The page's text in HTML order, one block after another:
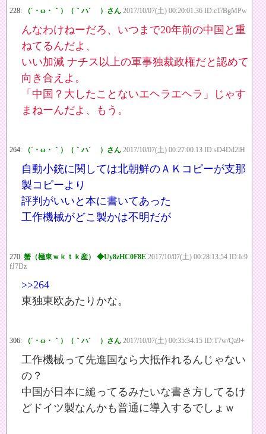
228: （´・ω・｀）（｀ハ´ ）さん 2017/10/07(土) 00:20:01.36 ID:cT/BgMPw
んなわけねーだろ、いつまで20年前の中国と重
ねてるんだよ、
いい加減 ナチス以上の軍事独裁政権だと認めて
向き合えよ。
「中国？大したことないエヘラエヘラ」じゃす
まねーんだよ、もう。
264: （´・ω・｀）（｀ハ´ ）さん 2017/10/07(土) 00:27:00.13 ID:sD4Dd2lH
自動小銃に関しては北朝鮮のＡＫコピーが支那
製コピーより
評判がいいと本に書いてあった
工作機械がどこ製かは不明だが
270: 蟹（極東ｗｋｔｋ産） ◆Uy8zHC0F8E 2017/10/07(土) 00:28:13.54 ID:Ic9
fJ7Dz
>>264
東独東欧あたりかな。
306: （´・ω・｀）（｀ハ´ ）さん 2017/10/07(土) 00:35:34.15 ID:T7w/Qa9+
工作機械って先進国なら大抵作れるんじゃない
の？
中国が日本に縋ってるみたいな書き方してるけ
どドイツ製なんかも普通に導入するでしょｗ